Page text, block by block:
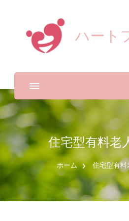
ハート
住宅型有料老
ホーム 住宅型有料